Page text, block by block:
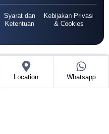
Syarat dan
Ketentuan
Kebijakan Privasi
& Cookies
Location Whatsapp